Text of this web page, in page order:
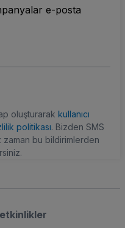
e-posta
oluşturarak kullanıcı
politikası. Bizden SMS
bu bildirimlerden